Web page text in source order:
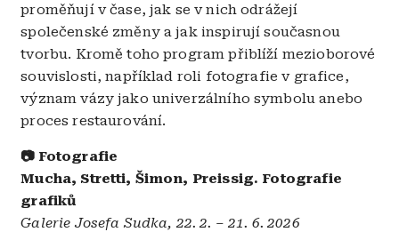
proměňují v čase, jak se v nich odrážejí
společenské změny a jak inspirují současnou
tvorbu. Kromě toho program přiblíží mezioborové
souvislosti, například roli fotografie v grafice,
význam vázy jako univerzálního symbolu anebo
proces restaurování.
📷 Fotografie
Mucha, Stretti, Šimon, Preissig. Fotografie
grafiků
Galerie Josefa Sudka, 22. 2. – 21. 6. 2026